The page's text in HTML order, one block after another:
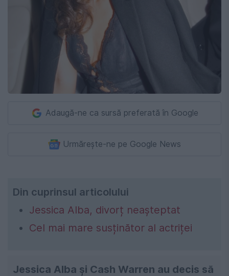
Adaugă-ne ca sursă preferată în Google
Urmărește-ne pe Google News
Din cuprinsul articolului
Jessica Alba, divorț neașteptat
Cel mai mare susținător al actriței
Jessica Alba și Cash Warren au decis să